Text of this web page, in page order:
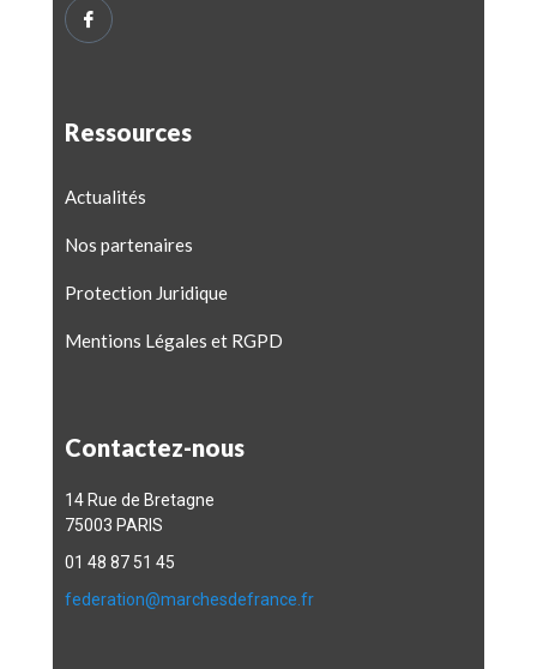
Ressources
Actualités
Nos partenaires
Protection Juridique
Mentions Légales et RGPD
Contactez-nous
14 Rue de Bretagne
75003 PARIS
01 48 87 51 45
federation@marchesdefrance.fr